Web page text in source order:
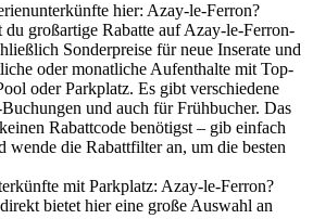
hier: Azay-le-Ferron?
großartige Rabatte auf Azay-le-Ferron-
Sonderpreise für neue Inserate und
oder monatliche Aufenthalte mit Top-
oder Parkplatz. Es gibt verschiedene
und auch für Frühbucher. Das
Rabattcode benötigst – gib einfach
wende die Rabattfilter an, um die besten
mit Parkplatz: Azay-le-Ferron?
bietet hier eine große Auswahl an